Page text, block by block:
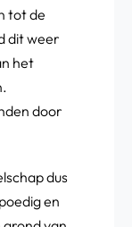
tot de
dit weer
het
door
dus
en